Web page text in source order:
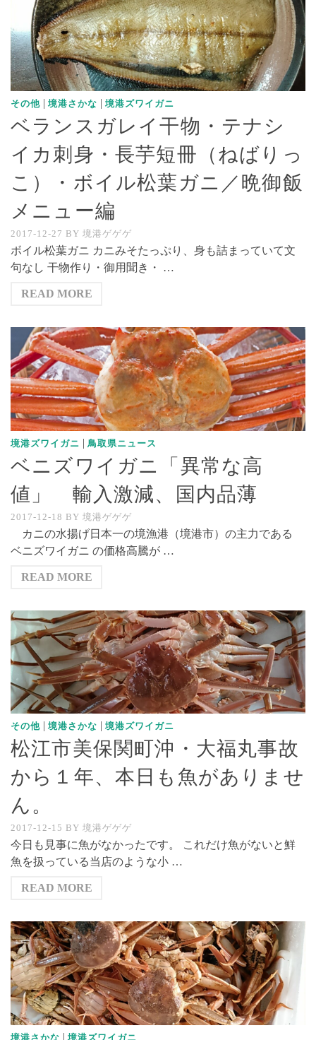
その他 | 境港さかな | 境港ズワイガニ
ベランスガレイ干物・テナシ
イカ刺身・長芋短冊（ねばりっ
こ）・ボイル松葉ガニ／晩御飯
メニュー編
2017-12-27 BY 境港ゲゲゲ
ボイル松葉ガニ カニみそたっぷり、身も詰まっていて文
句なし 干物作り・御用聞き・ …
READ MORE
境港ズワイガニ | 鳥取県ニュース
ベニズワイガニ「異常な高
値」 輸入激減、国内品薄
2017-12-18 BY 境港ゲゲゲ
カニの水揚げ日本一の境漁港（境港市）の主力である
ベニズワイガニ の価格高騰が …
READ MORE
その他 | 境港さかな | 境港ズワイガニ
松江市美保関町沖・大福丸事故
から１年、本日も魚がありませ
ん。
2017-12-15 BY 境港ゲゲゲ
今日も見事に魚がなかったです。 これだけ魚がないと鮮
魚を扱っている当店のような小 …
READ MORE
境港さかな | 境港ズワイガニ